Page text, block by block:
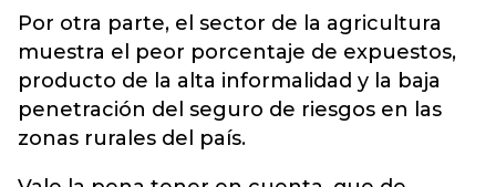
Por otra parte, el sector de la agricultura
muestra el peor porcentaje de expuestos,
producto de la alta informalidad y la baja
penetración del seguro de riesgos en las
zonas rurales del país.